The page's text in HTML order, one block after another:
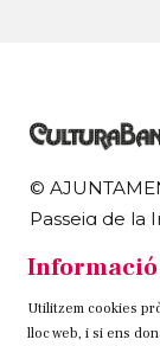
©
Passeig de la
972 58 18 48
Sitemap
Utilitzem cookies
lloc web, i si ens